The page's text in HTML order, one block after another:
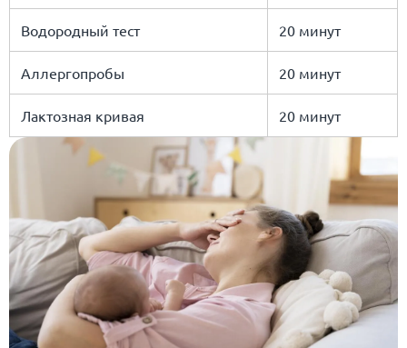
Водородный тест 20 минут
Аллергопробы 20 минут
Лактозная кривая 20 минут